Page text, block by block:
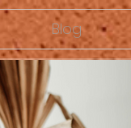
Blog